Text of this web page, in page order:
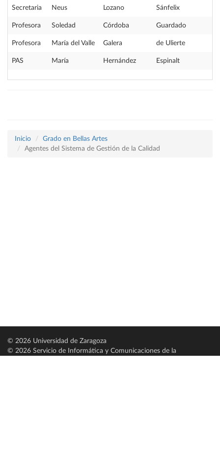
Secretaria Neus Lozano Sánfelix
Profesora Soledad Córdoba Guardado
Profesora María del Valle Galera de Ulierte
PAS María Hernández Espinalt
Inicio
Grado en Bellas Artes
Agentes del Sistema de Gestión de la Calidad
© 2026 Universidad de Zaragoza
© 2026 Servicio de Informática y Comunicaciones de la